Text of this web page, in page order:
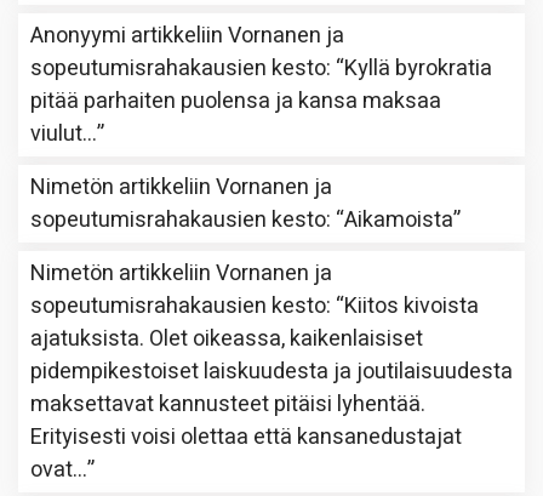
Anonyymi artikkeliinVornanen ja
sopeutumisrahakausien kesto: “Kyllä byrokratia
pitää parhaiten puolensa ja kansa maksaa
viulut…”
Nimetön artikkeliinVornanen ja
sopeutumisrahakausien kesto: “Aikamoista”
Nimetön artikkeliinVornanen ja
sopeutumisrahakausien kesto: “Kiitos kivoista
ajatuksista. Olet oikeassa, kaikenlaisiset
pidempikestoiset laiskuudesta ja joutilaisuudesta
maksettavat kannusteet pitäisi lyhentää.
Erityisesti voisi olettaa että kansanedustajat
ovat…”